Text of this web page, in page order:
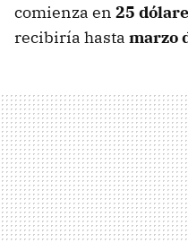
comienza en 25
recibiría hasta marzo